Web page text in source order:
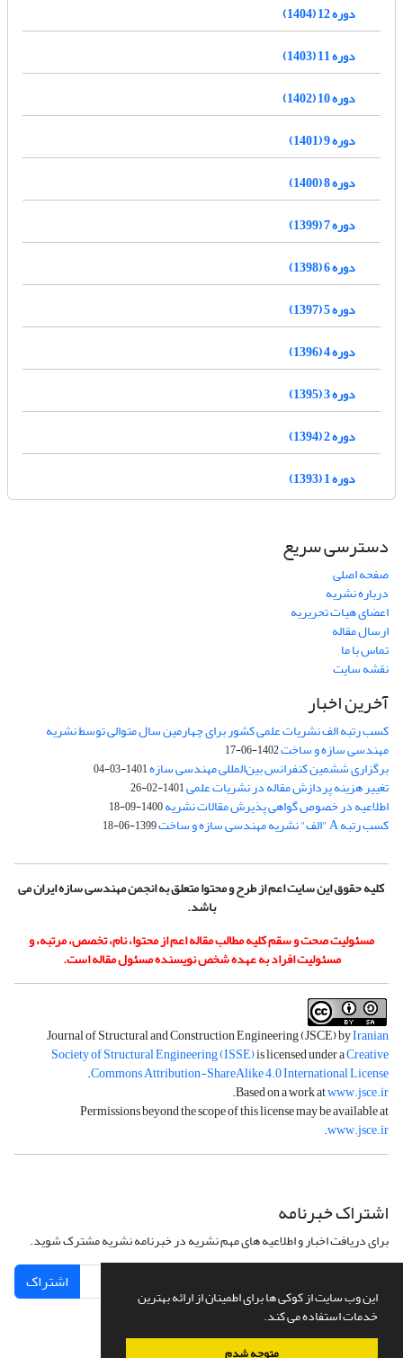
این وب سایت از کوکی ها برای اطمینان از ارائه بهترین
خدمات استفاده می کند.
متوجه شدم
دوره 12 (1404)
دوره 11 (1403)
دوره 10 (1402)
دوره 9 (1401)
دوره 8 (1400)
دوره 7 (1399)
دوره 6 (1398)
دوره 5 (1397)
دوره 4 (1396)
دوره 3 (1395)
دوره 2 (1394)
دوره 1 (1393)
دسترسی سریع
صفحه اصلی
درباره نشریه
اعضای هیات تحریریه
ارسال مقاله
تماس با ما
نقشه سایت
آخرین اخبار
کسب رتبه الف نشریات علمی کشور برای چهارمین سال متوالی توسط نشریه
مهندسی سازه و ساخت1402-06-17
برگزاری ششمین کنفرانس بین‌المللی مهندسی سازه1401-03-04
تغییر هزینه پردازش مقاله در نشریات علمی1401-02-26
اطلاعیه در خصوص گواهی پذیرش مقالات نشریه1400-09-18
کسب رتبه A "الف" نشریه مهندسی سازه و ساخت 1399-06-18
کلیه حقوق این سایت اعم از طرح و محتوا متعلق به انجمن مهندسی سازه ایران می
باشد.
مسئولیت صحت و سقم کلیه مطالب مقاله اعم از محتوا، نام، تخصص، مرتبه، و
مسئولیت افراد به عهده شخص نویسنده مسئول مقاله است.
Journal of Structural and Construction Engineering (JSCE) byIranian
Society of Structural Engineering (ISSE)is licensed under aCreative
Commons Attribution-ShareAlike 4.0 International License
.
Based on a work atwww.jsce.ir
.
Permissions beyond the scope of this license may be available at
www.jsce.ir
.
اشتراک خبرنامه
برای دریافت اخبار و اطلاعیه های مهم نشریه در خبرنامه نشریه مشترک شوید.
اشتراک